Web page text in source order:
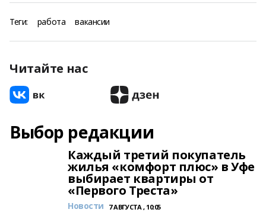
Теги: работа вакансии
Читайте нас
Выбор редакции
Каждый третий покупатель
жилья «комфорт плюс» в Уфе
выбирает квартиры от
«Первого Треста»
Новости 7 АВГУСТА , 10:05